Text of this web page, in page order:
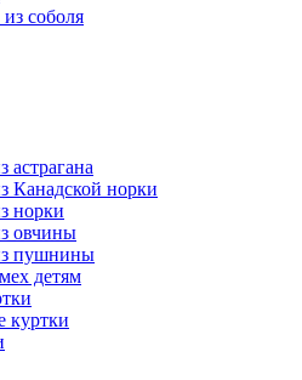
соболя
астрагана
Канадской норки
норки
овчины
пушнины
детям
куртки